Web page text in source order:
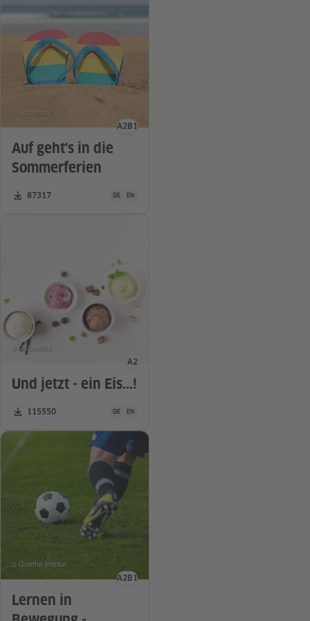
Auf geht's in die
Sommerferien
Zahl der Downloads:
87317 Unterrichtsmaterial ist in folgenden Sprachen
DE EN
© Colourbox
Sprachniveau
A2 B1
Und jetzt - ein Eis...!
Zahl der Downloads:
115550 Unterrichtsmaterial ist in folgenden Sprachen
DE EN
© Colourbox
Sprachniveau
A2
Lernen in
© Goethe-Institut
Sprachniveau
A2 B1